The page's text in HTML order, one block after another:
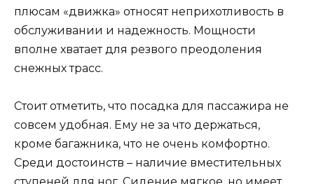
плюсам «движка» относят неприхотливость в
обслуживании и надежность. Мощности
вполне хватает для резвого преодоления
снежных трасс.
Стоит отметить, что посадка для пассажира не
совсем удобная. Ему не за что держаться,
кроме багажника, что не очень комфортно.
Среди достоинств – наличие вместительных